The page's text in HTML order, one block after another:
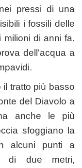
pressi di una
i fossili delle
milioni di anni fa.
dell'acqua a
il tratto più basso
del Diavolo a
anche le più
sfoggiano la
alcuni punti a
di due metri,